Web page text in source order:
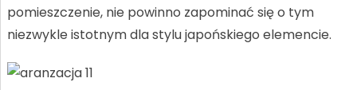
pomieszczenie, nie powinno zapominać się o tym
niezwykle istotnym dla stylu japońskiego elemencie.